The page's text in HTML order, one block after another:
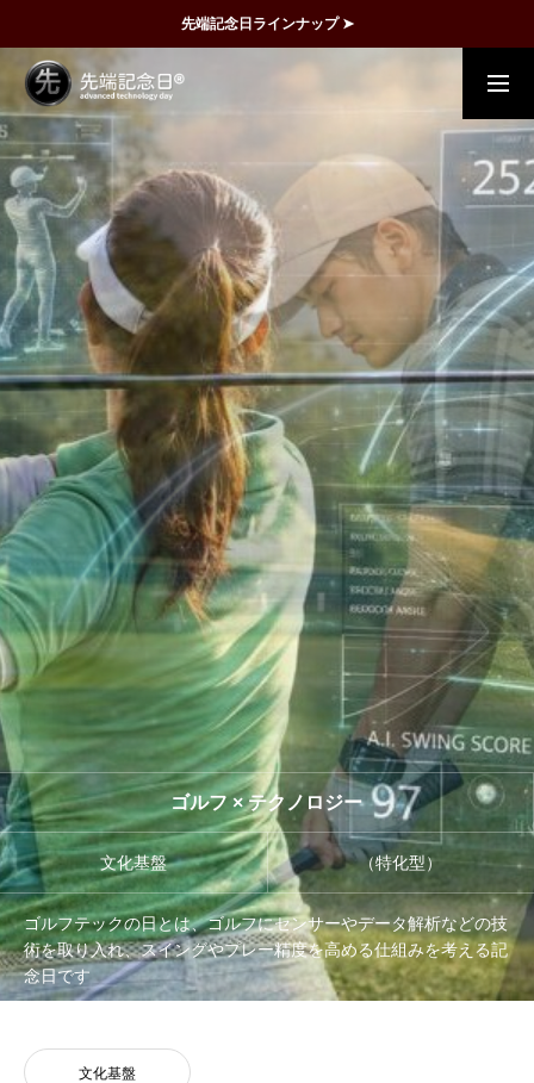
先端記念日ラインナップ ➤
概要
動画で理解
記念日一覧
メディア掲載
運営団体
管理団体
協議会
ゴルフ × テクノロジー
文化基盤 （特化型）
ゴルフテックの日とは、ゴルフにセンサーやデータ解析などの技
術を取り入れ、スイングやプレー精度を高める仕組みを考える記
念日です
文化基盤